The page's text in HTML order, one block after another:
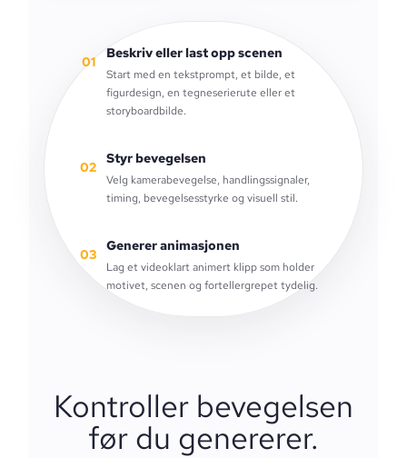
01
Beskriv eller last opp scenen
Start med en tekstprompt, et bilde, et
figurdesign, en tegneserierute eller et
storyboardbilde.
02
Styr bevegelsen
Velg kamerabevegelse, handlingssignaler,
timing, bevegelsesstyrke og visuell stil.
03
Generer animasjonen
Lag et videoklart animert klipp som holder
motivet, scenen og fortellergrepet tydelig.
Kontroller bevegelsen
før du genererer.